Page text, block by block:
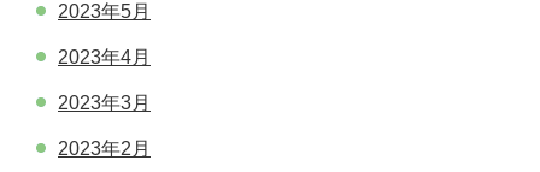
2023年5月
2023年4月
2023年3月
2023年2月